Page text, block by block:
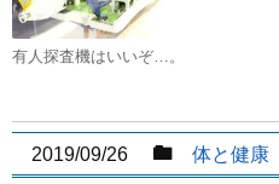
有人探査機はいいぞ…。
2019/09/26 体と健康